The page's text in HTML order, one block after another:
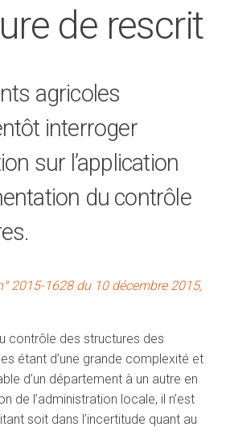
de rescrit
agricoles
interroger
sur l’application
du contrôle
2015-1628 du 10 décembre 2015,
contrôle des structures des
étant d’une grande complexité et
d’un département à un autre en
de l’administration locale, il n’est
soit dans l’incertitude quant au